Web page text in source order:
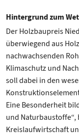
Hintergrund zum
Der Holzbaupreis
überwiegend aus
nachwachsenden
Klimaschutz und
soll dabei in den
Eine Besonderheit
und Naturbaustoffe“,
Kreislaufwirtschaft